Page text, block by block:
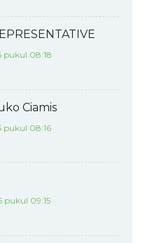
08:18
Ciamis
08:16
09:15